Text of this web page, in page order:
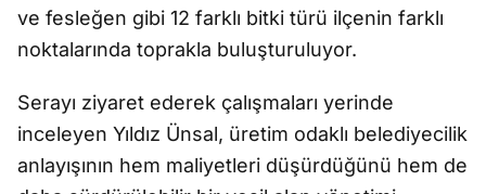
ve fesleğen gibi 12 farklı bitki türü ilçenin farklı
noktalarında toprakla buluşturuluyor.
Serayı ziyaret ederek çalışmaları yerinde
inceleyen Yıldız Ünsal, üretim odaklı belediyecilik
anlayışının hem maliyetleri düşürdüğünü hem de